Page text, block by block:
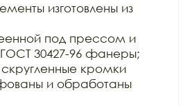
изготовлены из
под прессом и
30427-96 фанеры;
кромки
и обработаны